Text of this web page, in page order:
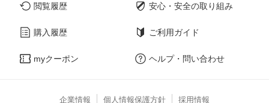
閲覧履歴
購入履歴
myクーポン
安心・安全の取り組み
ご利用ガイド
ヘルプ・問い合わせ
企業情報 個人情報保護方針 採用情報